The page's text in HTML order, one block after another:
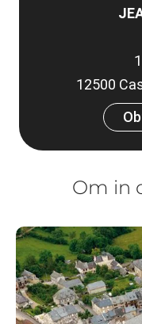
12500
Om in